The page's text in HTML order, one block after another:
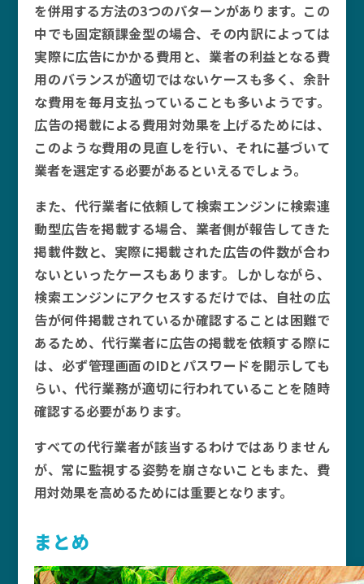
を併用する方法の3つのパターンがあります。この
中でも固定額課金型の場合、その内訳によっては
実際に広告にかかる費用と、業者の利益となる費
用のバランスが適切ではないケースも多く、余計
な費用を毎月支払っていることも多いようです。
広告の掲載による費用対効果を上げるためには、
このような費用の見直しを行い、それに基づいて
業者を選定する必要があるといえるでしょう。
また、代行業者に依頼して検索エンジンに検索連
動型広告を掲載する場合、業者側が報告してきた
掲載件数と、実際に掲載された広告の件数が合わ
ないといったケースもあります。しかしながら、
検索エンジンにアクセスするだけでは、自社の広
告が何件掲載されているか確認することは困難で
あるため、代行業者に広告の掲載を依頼する際に
は、必ず管理画面のIDとパスワードを開示しても
らい、代行業務が適切に行われていることを随時
確認する必要があります。
すべての代行業者が該当するわけではありません
が、常に監視する姿勢を崩さないこともまた、費
用対効果を高めるためには重要となります。
まとめ